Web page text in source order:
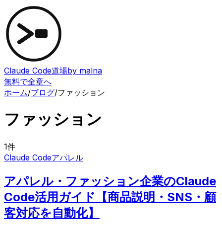
Claude Code道場by malna
無料で全章へ
ホーム/ブログ/ファッション
ファッション
1件
Claude Codeアパレル
アパレル・ファッション企業のClaude
Code活用ガイド【商品説明・SNS・顧
客対応を自動化】